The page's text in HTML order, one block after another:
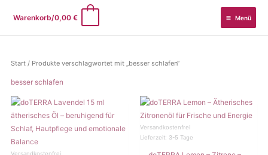
InhaltWarenkorb/0,00 € Menü
Start / Produkte verschlagwortet mit „besser schlafen“
besser schlafen
Versandkostenfrei
Versandkostenfrei
Lieferzeit: 3-5 Tage